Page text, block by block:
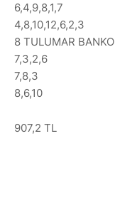
6,4,9,8,1,7
4,8,10,12,6,2,3
8 TULUMAR BANKO
7,3,2,6
7,8,3
8,6,10
907,2 TL